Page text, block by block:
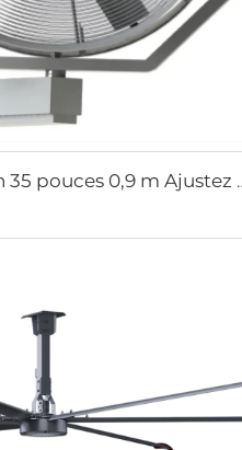
Nouveau design 35 pouces 0,9 m Ajustez